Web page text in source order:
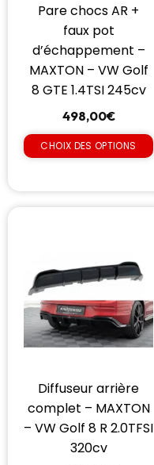
Pare chocs AR +
faux pot
d’échappement –
MAXTON – VW Golf
8 GTE 1.4TSI 245cv
498,00€
CHOIX DES OPTIONS
Diffuseur arrière
complet – MAXTON
– VW Golf 8 R 2.0TFSI
320cv